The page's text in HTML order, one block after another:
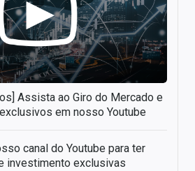
Assista ao Giro do Mercado e
em nosso Youtube
canal do Youtube para ter
investimento exclusivas